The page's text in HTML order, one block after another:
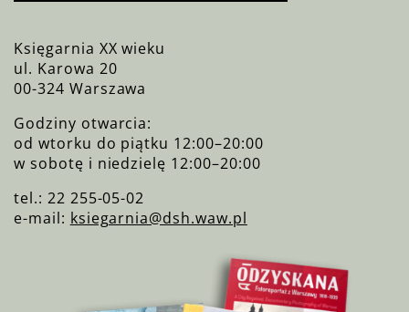
Księgarnia XX wieku
ul. Karowa 20
00-324 Warszawa
Godziny otwarcia:
od wtorku do piątku 12:00–20:00
w sobotę i niedzielę 12:00–20:00
tel.: 22 255-05-02
e-mail: ksiegarnia@dsh.waw.pl